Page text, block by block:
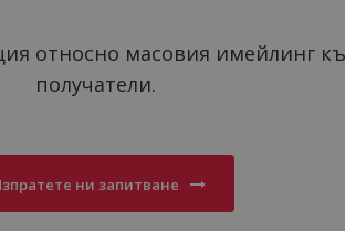
относно масовия имейлинг
получатели.
ни запитване